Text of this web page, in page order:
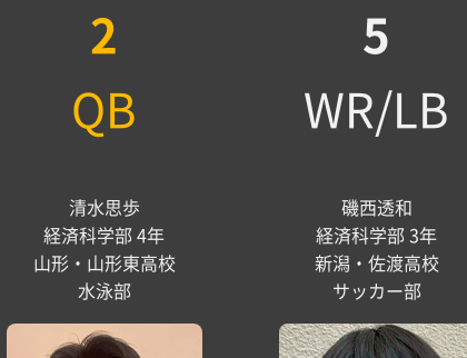
2
QB
清水思歩
経済科学部 4年
山形・山形東高校
水泳部
5
WR/LB
磯西透和
経済科学部 3年
新潟・佐渡高校
サッカー部